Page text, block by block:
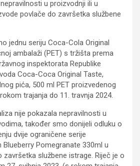
u proizvodnji ili u
povlače do završetka službene
jednu seriju Coca-Cola Original
ambalaži (PET) s tržišta prema
inspektorata Republike
Coca-Coca Original Taste,
pića, 500 ml PET proizvedenog
trajanja do 11. travnja 2024.
nije pokazala nepravilnosti u
također smo donijeli odluku o
dvije ograničene serije
Pomegranate 330ml u
završetka službene istrage. Riječ je o